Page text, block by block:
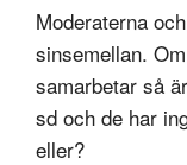
Moderaterna
sinsemellan.
samarbetar så
sd och de har
eller?